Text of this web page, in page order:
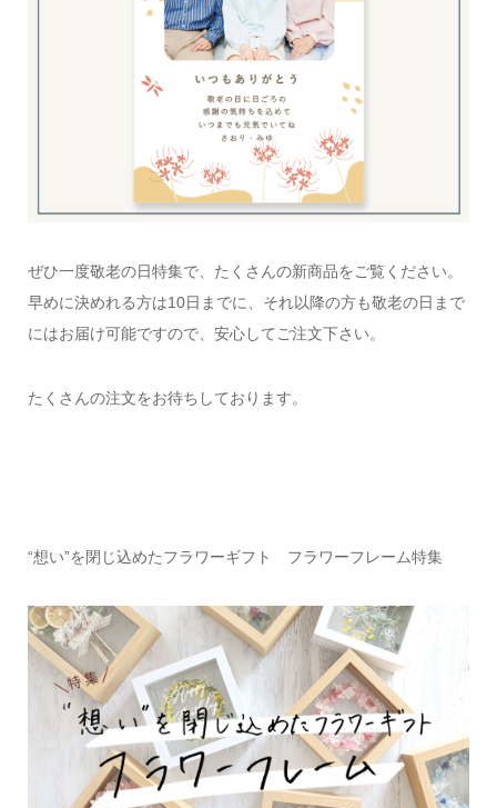
ぜひ一度敬老の日特集で、たくさんの新商品をご覧ください。
早めに決めれる方は10日までに、それ以降の方も敬老の日まで
にはお届け可能ですので、安心してご注文下さい。
たくさんの注文をお待ちしております。
“想い”を閉じ込めたフラワーギフト フラワーフレーム特集